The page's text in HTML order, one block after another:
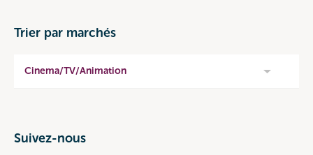
Trier par marchés
Cinema/TV/Animation
Suivez-nous